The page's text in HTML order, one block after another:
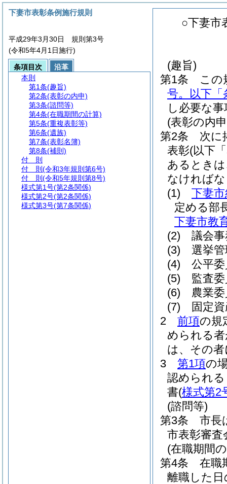
○下妻市
(趣旨)
第1条
この
号。以下「
し必要な
(表彰の内
第2条
次に
表彰(以下
あるとき
なければ
(1)
下妻
定める部
下妻市教
(2)
議会
(3)
選挙
(4)
公平
(5)
監査
(6)
農業
(7)
固定
2
前項の規
められる
は、その
3
第1項の
認められ
書(様式第2
(諮問等)
第3条
市長
市表彰審
(在職期間
第4条
在職
離職した
下妻市表彰条例施行規則
平成29年3月30日 規則第3号
(令和5年4月1日施行)
条項目次
沿革
本則
第1条(趣旨)
第2条(表彰の内申)
第3条(諮問等)
第4条(在職期間の計算)
第5条(重複表彰等)
第6条(遺族)
第7条(表彰名簿)
第8条(補則)
付 則
付 則 (令和3年規則第6号)
付 則 (令和5年規則第8号)
様式第1号(第2条関係)
様式第2号(第2条関係)
様式第3号(第7条関係)